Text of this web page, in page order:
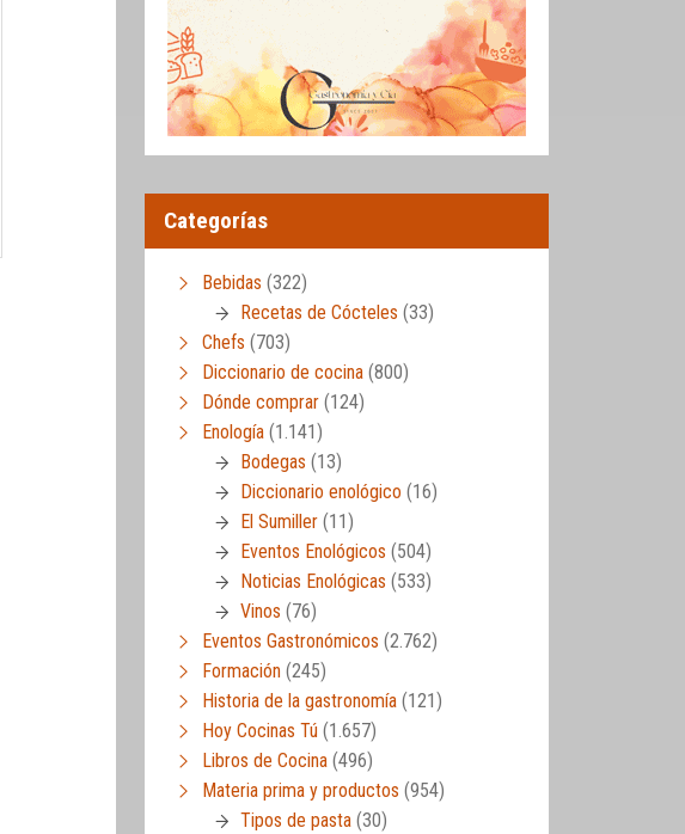
Categorías
Bebidas (322)
Recetas de Cócteles (33)
Chefs (703)
Diccionario de cocina (800)
Dónde comprar (124)
Enología (1.141)
Bodegas (13)
Diccionario enológico (16)
El Sumiller (11)
Eventos Enológicos (504)
Noticias Enológicas (533)
Vinos (76)
Eventos Gastronómicos (2.762)
Formación (245)
Historia de la gastronomía (121)
Hoy Cocinas Tú (1.657)
Libros de Cocina (496)
Materia prima y productos (954)
Tipos de pasta (30)